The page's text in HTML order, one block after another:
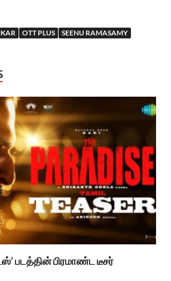
OTT PLUS SEENU RAMASAMY
படத்தின் பிரமாண்ட டீசர்